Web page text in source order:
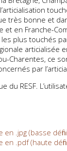
très bonne et
et en Franche-
plus touchés
artificialisée
Charentes, ce
par
du RESF.
en .jpg (basse
en .pdf (haute